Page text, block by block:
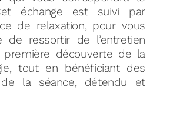
échange est suivi par
de relaxation, pour vous
de ressortir de l’entretien
première découverte de la
tout en bénéficiant des
la séance, détendu et